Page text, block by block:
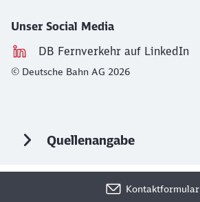
Kontaktformular
Unser Social Media
DB Fernverkehr auf LinkedIn
© Deutsche Bahn AG 2026
Quellenangabe